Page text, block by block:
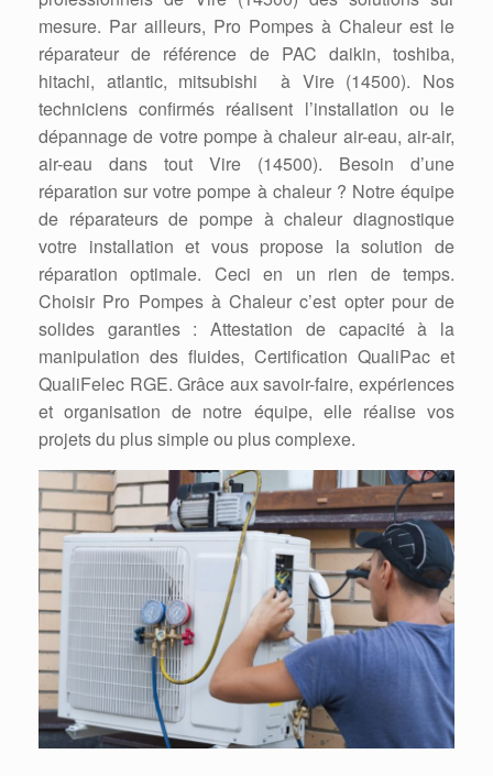
mesure. Par ailleurs, Pro Pompes à Chaleur est le
réparateur de référence de PAC daikin, toshiba,
hitachi, atlantic, mitsubishi à Vire (14500). Nos
techniciens confirmés réalisent l’installation ou le
dépannage de votre pompe à chaleur air-eau, air-air,
air-eau dans tout Vire (14500). Besoin d’une
réparation sur votre pompe à chaleur ? Notre équipe
de réparateurs de pompe à chaleur diagnostique
votre installation et vous propose la solution de
réparation optimale. Ceci en un rien de temps.
Choisir Pro Pompes à Chaleur c’est opter pour de
solides garanties : Attestation de capacité à la
manipulation des fluides, Certification QualiPac et
QualiFelec RGE. Grâce aux savoir-faire, expériences
et organisation de notre équipe, elle réalise vos
projets du plus simple ou plus complexe.